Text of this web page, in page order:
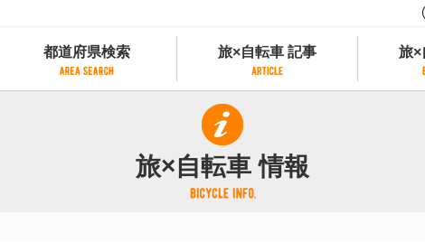
都道府県検索
道府県別サイクリング情報
道府県アクセスランキング
旅×自転車 記事
旅×自転車 記事
記事一覧
カテゴリから探す
旅×
サイクリストにやさしい宿
サイクルトレイン
旅×自転車 情報